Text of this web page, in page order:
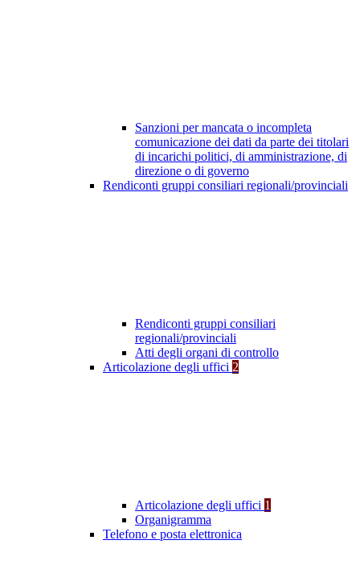
Sanzioni per mancata o incompleta
comunicazione dei dati da parte dei titolari
di incarichi politici, di amministrazione, di
direzione o di governo
Rendiconti gruppi consiliari regionali/provinciali
Rendiconti gruppi consiliari
regionali/provinciali
Atti degli organi di controllo
Articolazione degli uffici 2
Articolazione degli uffici 1
Organigramma
Telefono e posta elettronica